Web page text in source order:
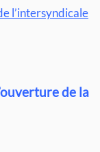
l’intersyndicale
de la